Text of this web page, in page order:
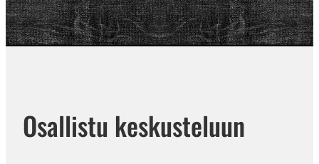
Osallistu keskusteluun